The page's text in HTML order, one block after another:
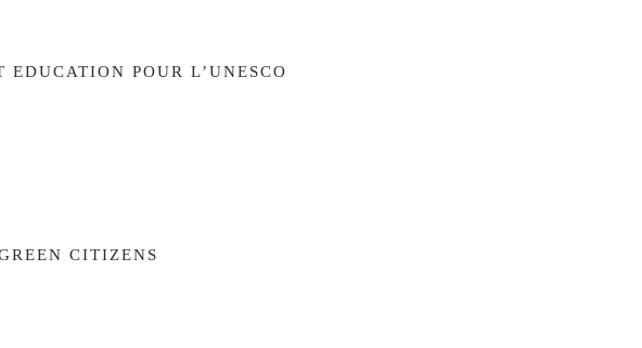
EDUCATION POUR L’UNESCO
CITIZENS